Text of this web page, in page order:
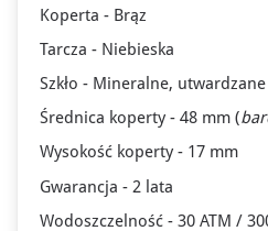
Koperta - Brąz
Tarcza - Niebieska
Szkło - Mineralne,
Średnica koperty - 48 mm (
Wysokość koperty - 17 mm
Gwarancja - 2 lata
Wodoszczelność - 30 ATM /